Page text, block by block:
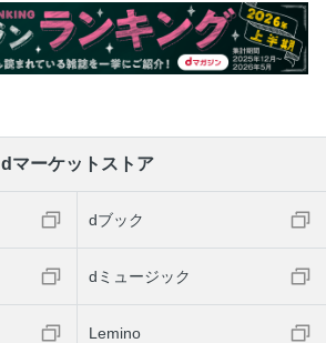
dマーケットストア
dブック
dミュージック
Lemino